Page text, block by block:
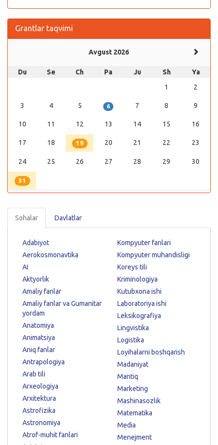
Grantlar taqvimi
Avgust 2026
Du Se Ch Pa Ju Sh
Ya
1
2
3 4 5 6 7 8 9
10 11 12 13 14 15 16
17 18 19 20 21 22 23
24 25 26 27 28 29 30
31
Sohalar Davlatlar
Adabiyot
Aerokosmonavtika
AI
Aktyorlik
Amaliy fanlar
Amaliy fanlar va Gumanitar
yordam
Anatomiya
Animatsiya
Aniq fanlar
Antrapologiya
Arab tili
Arxeologiya
Arxitektura
Astrofizika
Astronomiya
Atrof-muhit fanlari
Kompyuter fanlari
Kompyuter muhandisligi
Koreys tili
Kriminologiya
Kutubxona ishi
Laboratoriya ishi
Leksikografiya
Lingvistika
Logistika
Loyihalarni boshqarish
Madaniyat
Mantiq
Marketing
Mashinasozlik
Matematika
Media
Menejment